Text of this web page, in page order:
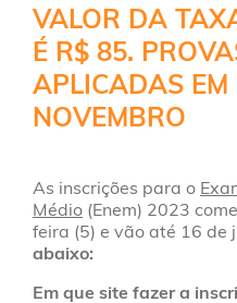
VALOR DA
É R$ 85.
APLICADAS EM
NOVEMBRO
As inscrições para o
Médio (Enem) 2023
feira (5) e vão até 16 de
abaixo:
Em que site fazer a